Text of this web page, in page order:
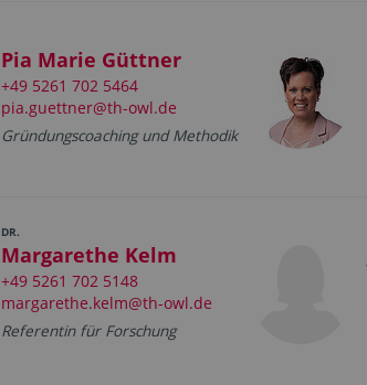
Pia Marie Güttner
+49 5261 702 5464
pia.guettner@th-owl.de
Gründungscoaching und Methodik
DR.
Margarethe Kelm
+49 5261 702 5148
margarethe.kelm@th-owl.de
Referentin für Forschung